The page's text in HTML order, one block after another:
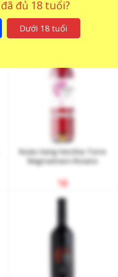
đủ 18 tuổi?
Dưới 18 tuổi
1₫
Rượu Vang Vecchia Torre
Negroamaro Rosato
1₫